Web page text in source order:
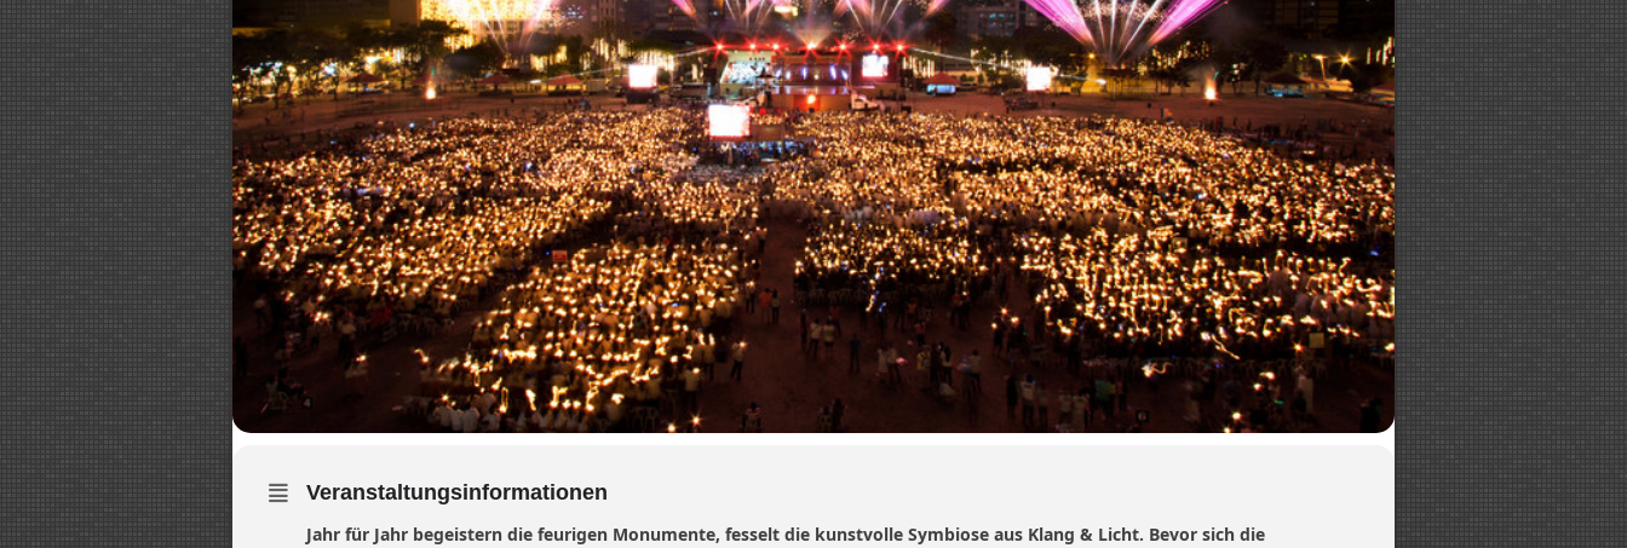
Veranstaltungsinformationen
Jahr für Jahr begeistern die feurigen Monumente, fesselt die kunstvolle Symbiose aus Klang & Licht. Bevor sich die